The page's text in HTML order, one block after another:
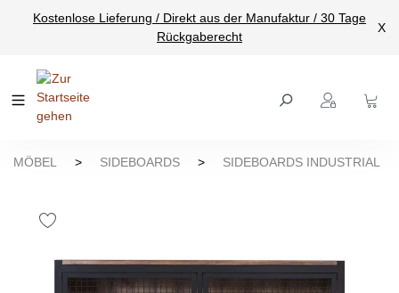
springen
Kostenlose Lieferung / Direkt aus der Manufaktur / 30 Tage
Rückgaberecht
X
MÖBEL > SIDEBOARDS > SIDEBOARDS INDUSTRIAL